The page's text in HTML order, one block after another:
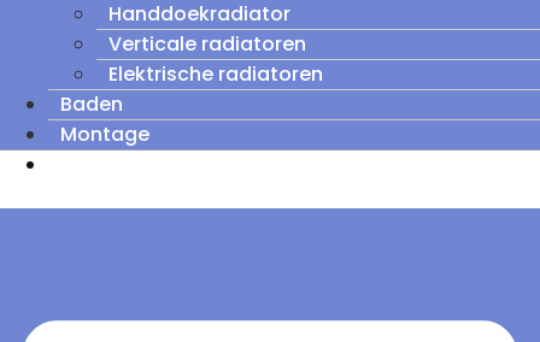
Handdoekradiator
Verticale radiatoren
Elektrische radiatoren
Baden
Montage